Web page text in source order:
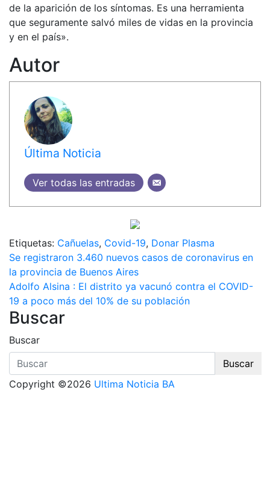
de la aparición de los síntomas. Es una herramienta
que seguramente salvó miles de vidas en la provincia
y en el país».
Autor
Última Noticia
Ver todas las entradas
Etiquetas: Cañuelas, Covid-19, Donar Plasma
Navegación
de
entradas
Se registraron 3.460 nuevos casos de coronavirus en
la provincia de Buenos Aires
Adolfo Alsina : El distrito ya vacunó contra el COVID-
19 a poco más del 10% de su población
Buscar
Buscar
Buscar
Copyright ©2026 Ultima Noticia BA